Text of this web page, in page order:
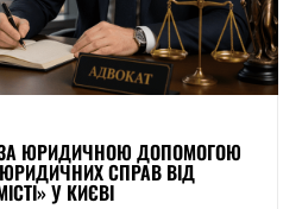
ЮРИДИЧНОЮ ДОПОМОГОЮ
СПРАВ ВІД
У КИЄВІ